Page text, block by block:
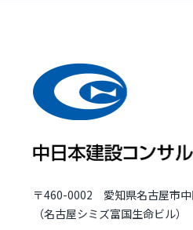
〒460-0002 愛知県名古屋市
（名古屋シミズ富国生命ビル）